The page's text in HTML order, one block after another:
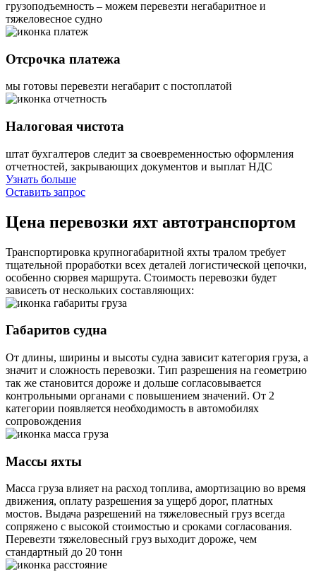
грузоподъемность – можем перевезти негабаритное и
тяжеловесное судно
Отсрочка платежа
мы готовы перевезти негабарит с постоплатой
Налоговая чистота
штат бухгалтеров следит за своевременностью оформления
отчетностей, закрывающих документов и выплат НДС
Узнать больше
Оставить запрос
Цена перевозки яхт автотранспортом
Транспортировка крупногабаритной яхты тралом требует
тщательной проработки всех деталей логистической цепочки,
особенно сюрвея маршрута. Стоимость перевозки будет
зависеть от нескольких составляющих:
Габаритов судна
От длины, ширины и высоты судна зависит категория груза, а
значит и сложность перевозки. Тип разрешения на геометрию
так же становится дороже и дольше согласовывается
контрольными органами с повышением значений. От 2
категории появляется необходимость в автомобилях
сопровождения
Массы яхты
Масса груза влияет на расход топлива, амортизацию во время
движения, оплату разрешения за ущерб дорог, платных
мостов. Выдача разрешений на тяжеловесный груз всегда
сопряжено с высокой стоимостью и сроками согласования.
Перевезти тяжеловесный груз выходит дороже, чем
стандартный до 20 тонн